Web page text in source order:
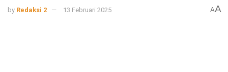
by Redaksi 2 13 Februari 2025 AA